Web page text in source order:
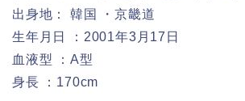
出身地： 韓国 ・京畿道
生年月日 ：2001年3月17日
血液型 ：A型
身長 ：170cm